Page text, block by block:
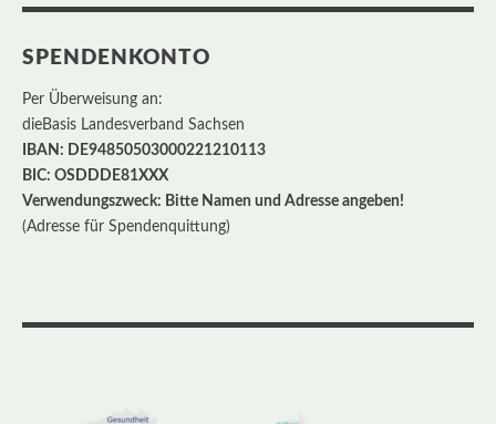
SPENDENKONTO
Per Überweisung an:
dieBasis Landesverband Sachsen
IBAN: DE94850503000221210113
BIC: OSDDDE81XXX
Verwendungszweck: Bitte Namen und Adresse angeben!
(Adresse für Spendenquittung)